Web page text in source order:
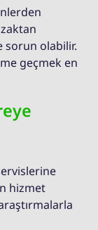
sorun olabilir.
geçmek en
hizmet